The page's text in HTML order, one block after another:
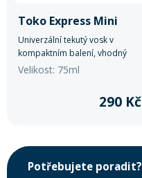
Toko Express Mini
Univerzální tekutý vosk v
kompaktním balení, vhodný
pro všechny teploty a druhy
Velikost: 75ml
290 Kč
Potřebujete poradit?